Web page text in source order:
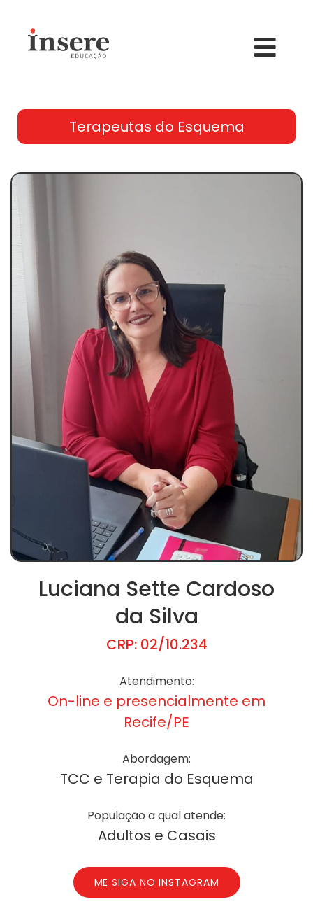
Terapeutas do Esquema
Luciana Sette Cardoso
da Silva
CRP: 02/10.234
Atendimento:
On-line e presencialmente em
Recife/PE
Abordagem:
TCC e Terapia do Esquema
População a qual atende:
Adultos e Casais
ME SIGA NO INSTAGRAM